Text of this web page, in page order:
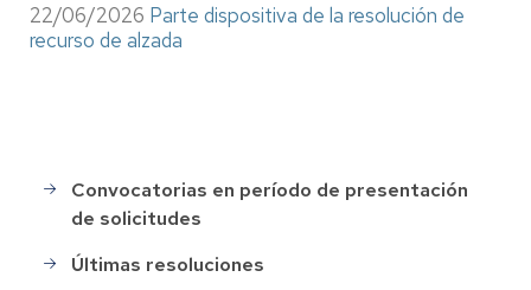
22/06/2026 Parte dispositiva de la resolución de
recurso de alzada
Selección
de
Personal
Convocatorias en período de presentación
de solicitudes
Últimas resoluciones